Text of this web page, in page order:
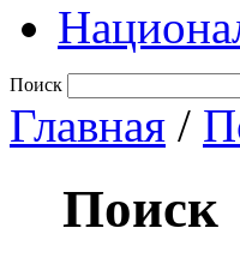
Поиск
Главная /
Поиск